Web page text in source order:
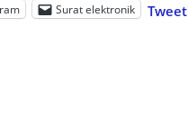
Surat elektronik Tweet